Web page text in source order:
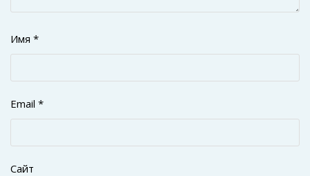
Имя *
Email *
Сайт